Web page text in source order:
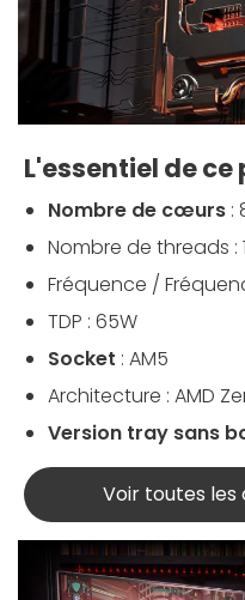
L'essentiel de
Nombre de cœurs :
Nombre de threads :
Fréquence /
TDP : 65W
Socket : AM5
Architecture : AMD
Version tray sans
Voir toutes